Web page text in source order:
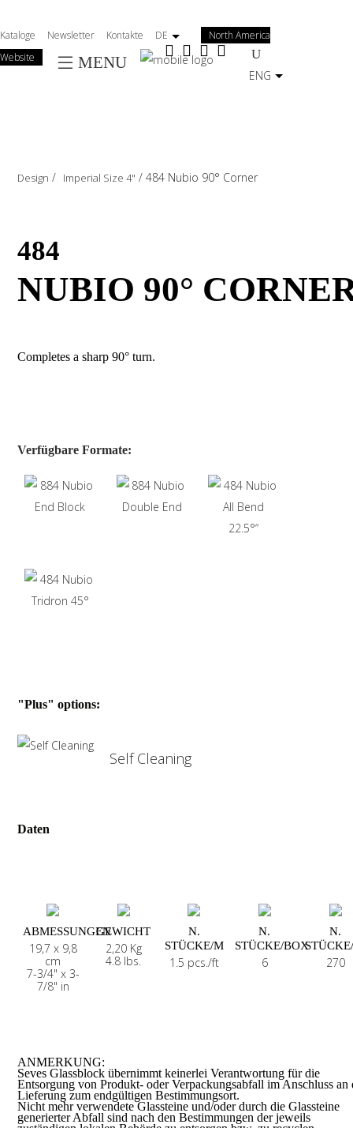
al
contenuto
Kataloge Newsletter Kontakte DE
North America
Website
MENU
ENG
Design / Imperial Size 4" /484 Nubio 90° Corner
484
NUBIO 90°
Completes a sharp 90° turn.
Verfügbare Formate:
"Plus" options:
Self Cleaning
Daten
ABMESSUNGEN
19,7 x 9,8
cm
7-3/4" x 3-
7/8" in
GEWICHT
2,20 Kg
4.8 lbs.
N.
STÜCKE/M
1.5 pcs./ft
N.
STÜCKE/BOX
6
N.
270
ANMERKUNG:
Seves Glassblock übernimmt keinerlei Verantwortung für die
Entsorgung von Produkt- oder Verpackungsabfall im Anschluss an
Lieferung zum endgültigen Bestimmungsort.
Nicht mehr verwendete Glassteine und/oder durch die Glassteine
generierter Abfall sind nach den Bestimmungen der jeweils